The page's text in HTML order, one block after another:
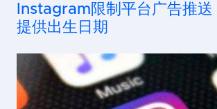
Instagram限制平台广告推送
提供出生日期